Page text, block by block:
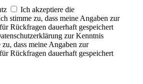
Ich akzeptiere die
stimme zu, dass meine Angaben zur
Rückfragen dauerhaft gespeichert
zur Kenntnis
dass meine Angaben zur
Rückfragen dauerhaft gespeichert